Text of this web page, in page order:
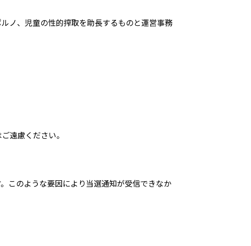
ノ、児童の性的搾取を助長するものと運営事務
遠慮ください。
このような要因により当選通知が受信できなか